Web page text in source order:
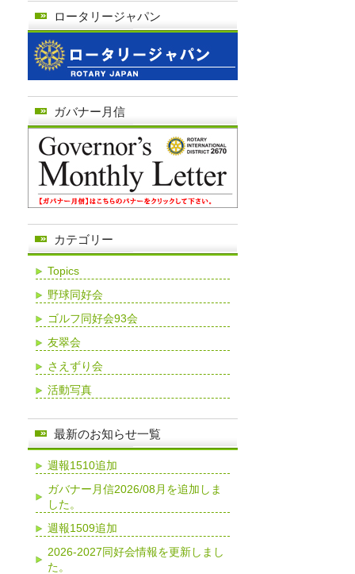
ロータリージャパン
ガバナー月信
カテゴリー
Topics
野球同好会
ゴルフ同好会93会
友翠会
さえずり会
活動写真
最新のお知らせ一覧
週報1510追加
ガバナー月信2026/08月を追加しま
した。
週報1509追加
2026-2027同好会情報を更新しまし
た。